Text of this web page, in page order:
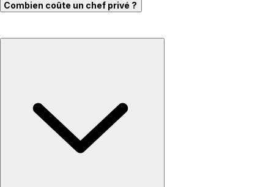
Combien coûte un chef privé ?